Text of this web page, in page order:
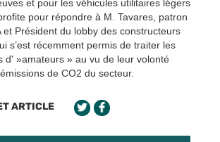
et pour les véhicules utilitaires légers
pour répondre à M. Tavares, patron
et Président du lobby des constructeurs
s’est récemment permis de traiter les
d' »amateurs » au vu de leur volonté
de CO2 du secteur.
ARTICLE